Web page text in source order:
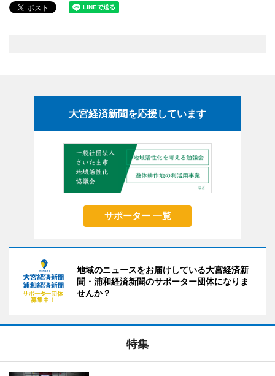
大宮経済新聞を応援しています
サポーター 一覧
地域のニュースをお届けしている大宮経済新
聞・浦和経済新聞のサポーター団体になりま
せんか？
特集